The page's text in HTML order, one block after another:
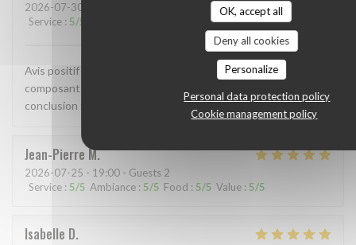
OK, accept all
Deny all cookies
Personalize
Personal data protection policy
Cookie management policy
2026-07-30
Service : 5/5 /5 Value:5/5
Avis positif en tout point. Accueil, qualité des mets
composant le repas, cuisson nickel, le service impeccable , en
conclusion : je reviendrai encore plus souvent, 👏👍
Jean-Pierre M
2026-07-25 - 19:00 - Guests 2
Service : 5/5 Ambiance : 5/5 Food : 5/5 Value : 5/5
Isabelle D